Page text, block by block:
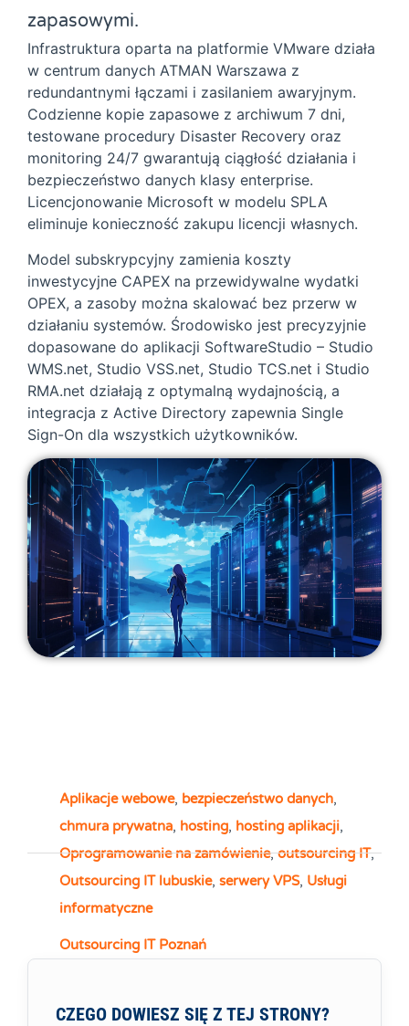
zapasowymi.
Infrastruktura oparta na platformie VMware działa
w centrum danych ATMAN Warszawa z
redundantnymi łączami i zasilaniem awaryjnym.
Codzienne kopie zapasowe z archiwum 7 dni,
testowane procedury Disaster Recovery oraz
monitoring 24/7 gwarantują ciągłość działania i
bezpieczeństwo danych klasy enterprise.
Licencjonowanie Microsoft w modelu SPLA
eliminuje konieczność zakupu licencji własnych.
Model subskrypcyjny zamienia koszty
inwestycyjne CAPEX na przewidywalne wydatki
OPEX, a zasoby można skalować bez przerw w
działaniu systemów. Środowisko jest precyzyjnie
dopasowane do aplikacji SoftwareStudio – Studio
WMS.net, Studio VSS.net, Studio TCS.net i Studio
RMA.net działają z optymalną wydajnością, a
integracja z Active Directory zapewnia Single
Sign-On dla wszystkich użytkowników.
Aplikacje webowe, bezpieczeństwo danych,
chmura prywatna, hosting, hosting aplikacji,
Oprogramowanie na zamówienie,outsourcing IT,
Outsourcing IT lubuskie, serwery VPS, Usługi
informatyczne
Outsourcing IT Poznań
CZEGO DOWIESZ SIĘ Z TEJ STRONY?